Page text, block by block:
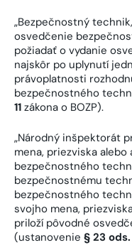
„Bezpečnostný
osvedčenie
požiadať o vydanie
najskôr po uplynutí
právoplatnosti
bezpečnostného
11 zákona o BOZP).
„Národný inšpektorát
mena, priezviska
bezpečnostného
bezpečnostnému
bezpečnostného
svojho mena,
priloží pôvodné
(ustanovenie § 23 ods.